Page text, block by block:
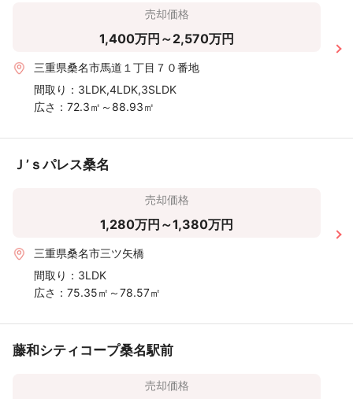
売却価格
1,400万円～2,570万円
三重県桑名市馬道１丁目７０番地
間取り： 3LDK,4LDK,3SLDK
広さ： 72.3㎡～88.93㎡
Ｊ’ｓパレス桑名
売却価格
1,280万円～1,380万円
三重県桑名市三ツ矢橋
間取り： 3LDK
広さ： 75.35㎡～78.57㎡
藤和シティコープ桑名駅前
売却価格